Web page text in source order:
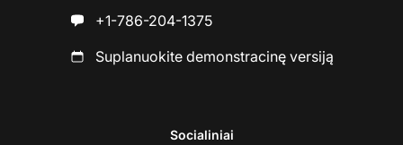
+1-786-204-1375
Suplanuokite demonstracinę versiją
Socialiniai